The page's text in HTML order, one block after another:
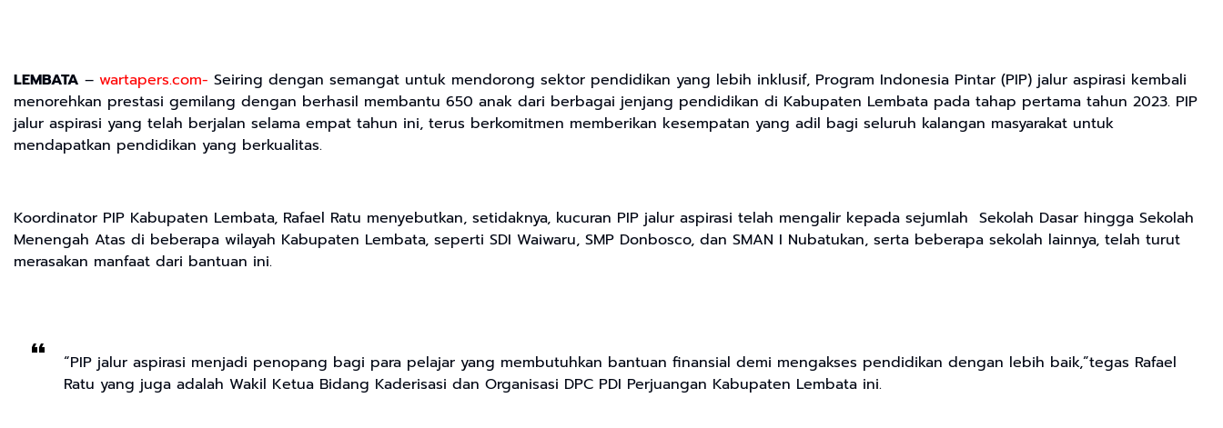
LEMBATA – wartapers.com- Seiring dengan semangat untuk mendorong sektor pendidikan yang lebih inklusif, Program Indonesia Pintar (PIP) jalur aspirasi kembali
menorehkan prestasi gemilang dengan berhasil membantu 650 anak dari berbagai jenjang pendidikan di Kabupaten Lembata pada tahap pertama tahun 2023. PIP
jalur aspirasi yang telah berjalan selama empat tahun ini, terus berkomitmen memberikan kesempatan yang adil bagi seluruh kalangan masyarakat untuk
mendapatkan pendidikan yang berkualitas.
Koordinator PIP Kabupaten Lembata, Rafael Ratu menyebutkan, setidaknya, kucuran PIP jalur aspirasi telah mengalir kepada sejumlah Sekolah Dasar hingga Sekolah
Menengah Atas di beberapa wilayah Kabupaten Lembata, seperti SDI Waiwaru, SMP Donbosco, dan SMAN I Nubatukan, serta beberapa sekolah lainnya, telah turut
merasakan manfaat dari bantuan ini.
“PIP jalur aspirasi menjadi penopang bagi para pelajar yang membutuhkan bantuan finansial demi mengakses pendidikan dengan lebih baik,”tegas Rafael
Ratu yang juga adalah Wakil Ketua Bidang Kaderisasi dan Organisasi DPC PDI Perjuangan Kabupaten Lembata ini.